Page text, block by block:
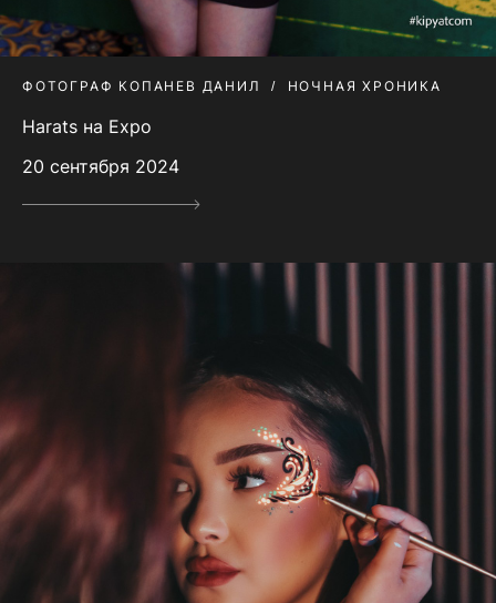
ФОТОГРАФ КОПАНЕВ ДАНИЛ НОЧНАЯ ХРОНИКА
Harats на Expo
20 сентября 2024